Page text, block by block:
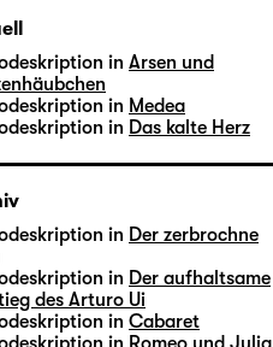
in Arsen und
in Medea
in Das kalte Herz
in Der zerbrochne
in Der aufhaltsame
des Arturo Ui
in Cabaret